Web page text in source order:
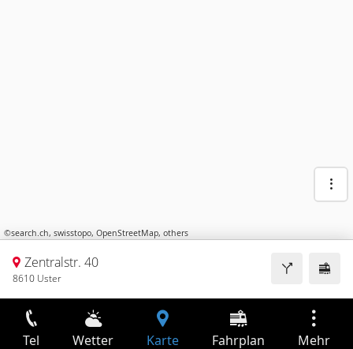
©search.ch, swisstopo, OpenStreetMap, others
Zentralstr. 40
8610 Uster
Tel Wetter Karte Fahrplan Mehr